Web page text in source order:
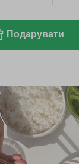
Подарувати